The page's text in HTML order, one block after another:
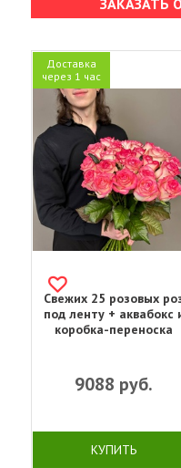
ЗАКАЗАТЬ
Доставка
через 1 час
Свежих 25 розовых
под ленту + аквабокс
коробка-переноска
9088 руб.
КУПИТЬ